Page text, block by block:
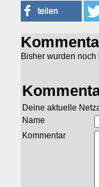
Bisher wurden
Deine aktuelle
Name
Kommentar